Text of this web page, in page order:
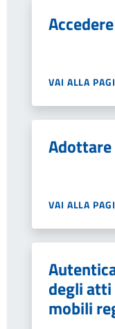
VAI ALLA
Adottare
VAI ALLA
degli
mobili